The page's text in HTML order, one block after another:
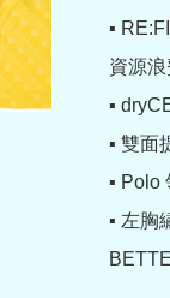
▪️
資源
▪️
▪️ 雙面
▪️ Polo
▪️ 左胸